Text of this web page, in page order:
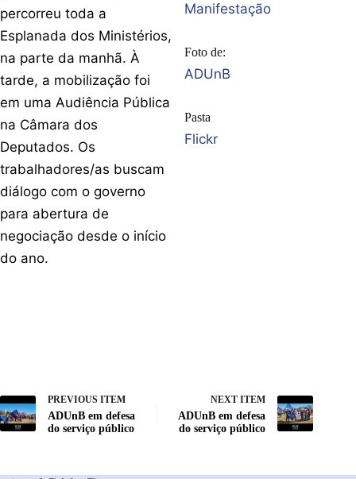
percorreu toda a
Esplanada dos Ministérios,
na parte da manhã. À
tarde, a mobilização foi
em uma Audiência Pública
na Câmara dos
Deputados. Os
trabalhadores/as buscam
diálogo com o governo
para abertura de
negociação desde o início
do ano.
Manifestação
Foto de:
ADUnB
Pasta
Flickr
PREVIOUS ITEM
ADUnB em defesa
do serviço público
NEXT ITEM
ADUnB em defesa
do serviço público